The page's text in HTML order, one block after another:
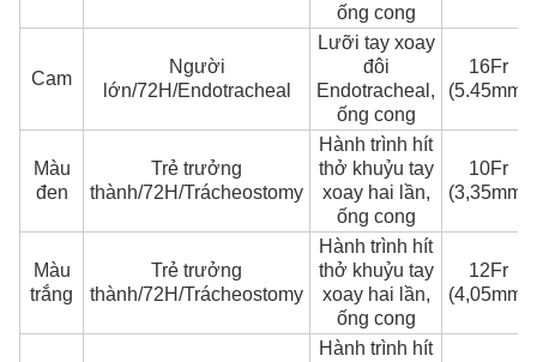
ống cong
Cam
Người
lớn/72H/Endotracheal
Lưỡi tay xoay
đôi
Endotracheal,
ống cong
16Fr
(5.45mm)
Màu
đen
Trẻ trưởng
thành/72H/Trácheostomy
Hành trình hít
thở khuỷu tay
xoay hai lần,
ống cong
10Fr
(3,35mm)
Màu
trắng
Trẻ trưởng
thành/72H/Trácheostomy
Hành trình hít
thở khuỷu tay
xoay hai lần,
ống cong
12Fr
(4,05mm)
Hành trình hít